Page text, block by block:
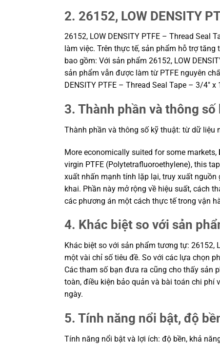
2. 26152, LOW DENSITY
26152, LOW DENSITY PTFE – Thread Seal
làm việc. Trên thực tế, sản phẩm hỗ trợ
bao gồm: Với sản phẩm 26152, LOW
sản phẩm vẫn được làm từ PTFE nguyên
DENSITY PTFE – Thread Seal Tape – 3/4″
3. Thành phần và thông
Thành phần và thông số kỹ thuật: từ dữ
More economically suited for some markets,
virgin PTFE (Polytetrafluoroethylene), this
xuất nhấn mạnh tính lặp lại, truy xuất
khai. Phần này mở rộng về hiệu suất, cách
các phương án một cách thực tế trong vận
4. Khác biệt so với sản
Khác biệt so với sản phẩm tương tự: 26152,
một vài chỉ số tiêu đề. So với các lựa chọn
Các tham số bạn đưa ra cũng cho thấy sản
toàn, điều kiện bảo quản và bài toán chi phí
ngày.
5. Tính năng nổi bật, độ
Tính năng nổi bật và lợi ích: độ bền, khả